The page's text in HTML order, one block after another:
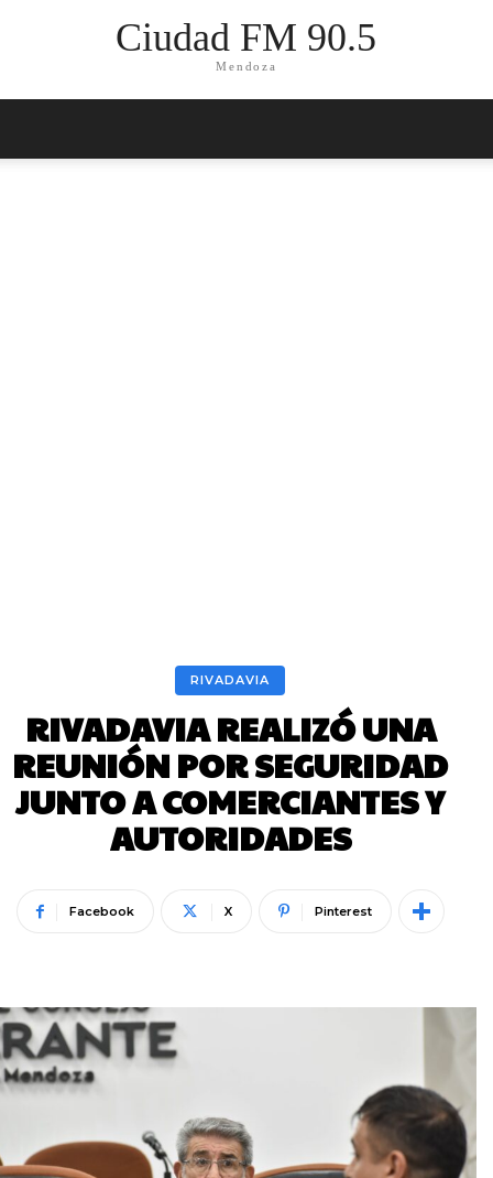
Ciudad FM 90.5
Mendoza
RIVADAVIA
RIVADAVIA REALIZÓ UNA
REUNIÓN POR SEGURIDAD
JUNTO A COMERCIANTES Y
AUTORIDADES
Facebook X Pinterest